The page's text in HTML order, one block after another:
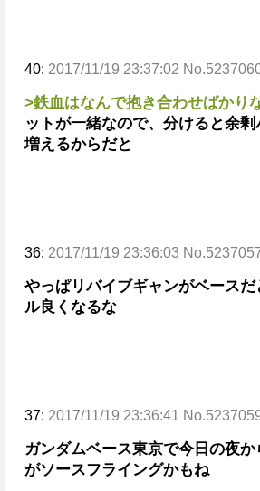
40: 2017/11/19 23:37:02
>鉄血はなんで抱き合わせばかり
ットが一緒なので、分けると余
増えるからだと
36: 2017/11/19 23:36:03
やっぱリバイブギャンがベースだ
ル良くなるな
37: 2017/11/19 23:36:41
ガンダムベース東京で今日の夜
がソースフライングかもね